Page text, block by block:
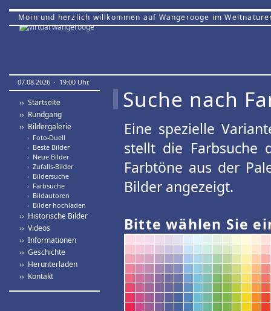
Moin und herzlich willkommen auf Wangerooge im
07.08.2026 · 19:00 Uhr.
›› Startseite
›› Rundgang
›› Bildergalerie
› Foto-Duell
› Beste Bilder
› Neue Bilder
› Zufalls-Bilder
› Bildersuche
› Farbsuche
› Bildautoren
› Bilder hochladen
›› Historische Bilder
›› Videos
›› Informationen
›› Geschichte
›› Herunterladen
›› Kontakt
Suche nach
Eine spezielle
stellt die Farbsuche
Farbtöne aus der
Bilder angezeigt.
Bitte wählen Sie